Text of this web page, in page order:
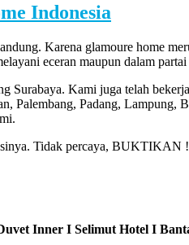
Indonesia
Karena glamoure home
eceran maupun dalam
Surabaya. Kami juga telah
Palembang, Padang,
Tidak percaya, BUKTIKAN
Inner I Selimut Hotel I